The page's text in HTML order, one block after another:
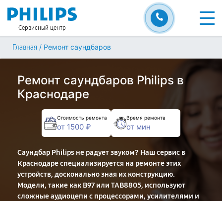
Сервисный центр
Главная / Ремонт саундбаров
Ремонт саундбаров Philips в
Краснодаре
Стоимость ремонта
от 1500 ₽
Время ремонта
от мин
Саундбар Philips не радует звуком? Наш сервис в
Краснодаре специализируется на ремонте этих
устройств, досконально зная их конструкцию.
Модели, такие как B97 или TAB8805, используют
сложные аудиоцепи с процессорами, усилителями и